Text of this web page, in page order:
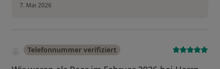
7. Mai 2026
Telefonnummer verifiziert